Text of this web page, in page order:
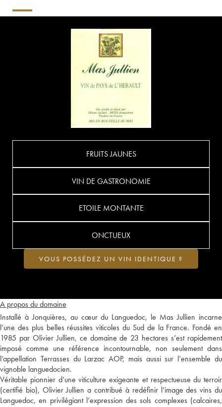
A propos du domaine
Installé à Jonquières, au cœur du Languedoc, le Mas Jullien incarne
l’une des plus belles réussites viticoles du Sud de la France. Fondé en
1985 par Olivier Jullien, ce domaine de 23 hectares s’est rapidement
imposé comme une référence incontournable, non seulement dans
l’appellation Terrasses du Larzac AOP, mais aussi sur l’ensemble du
vignoble languedocien.
Véritable pionnier d’une viticulture exigeante et respectueuse du terroir
(certifié bio), Olivier Jullien a contribué à redéfinir l’image des vins du
Languedoc, en privilégiant l’expression des sols complexes (calcaires,
FRUITS JAUNES
VIN DE GASTRONOMIE
ETOILE MONTANTE
ONCTUEUX
VOUS POSSÉDEZ UN VIN IDENTIQUE ?